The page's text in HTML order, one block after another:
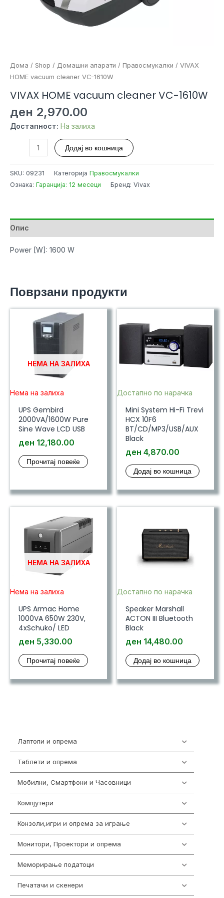
Лаптопи и опрема
Таблети и опрема
Мобилни, Смартфони и Часовници
Компјутери
Конзоли,игри и опрема за играње
Монитори, Проектори и опрема
Меморирање податоци
Печатачи и скенери
Дома / Shop / Домашни апарати / Правосмукалки / VIVAX
HOME vacuum cleaner VC-1610W
VIVAX HOME vacuum cleaner VC-1610W
ден 2,970.00
Достапност: На залиха
HOME
vacuum
Додај во кошница
SKU: 09231 Категорија Правосмукалки
Ознака: Гаранција: 12 месеци Бренд: Vivax
Опис
Power [W]: 1600 W
Поврзани продукти
НЕМА НА ЗАЛИХА
Нема на залиха
UPS Gembird
2000VA/1600W Pure
Sine Wave LCD USB
ден 12,180.00
Прочитај повеќе
Достапно по нарачка
Mini System Hi-Fi Trevi
HCX 10F6
BT/CD/MP3/USB/AUX
Black
ден 4,870.00
Додај во кошница
НЕМА НА ЗАЛИХА
Нема на залиха
UPS Armac Home
1000VA 650W 230V,
4xSchuko/ LED
ден 5,330.00
Прочитај повеќе
Достапно по нарачка
Speaker Marshall
ACTON III Bluetooth
Black
ден 14,480.00
Додај во кошница